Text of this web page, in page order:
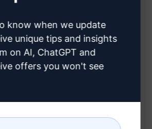
yansıtan mesajlar oluşturur
dönüşen bir yol arkadaşı
hedef kitlenizin beklentilerini
emin olmanıza yardımcı olur
sesini yansıtarak etkili
geliştirmenize yardımcı
know when we update
unique tips and insights
on AI, ChatGPT and
offers you won't see